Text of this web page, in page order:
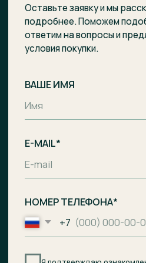
Отправить заявку
Комплекс апартаментов с гостиницей
моря, п. Лесное.
Общество с ограниченной
ответственностью «Специализированный
застройщик «Ривьера Балтики»
3900008142/ОГРН 1233900002490
Проектное финансирование
предоставил АО «Банк ДОМ.РФ».